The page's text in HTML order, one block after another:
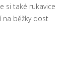
si také rukavice
na běžky dost